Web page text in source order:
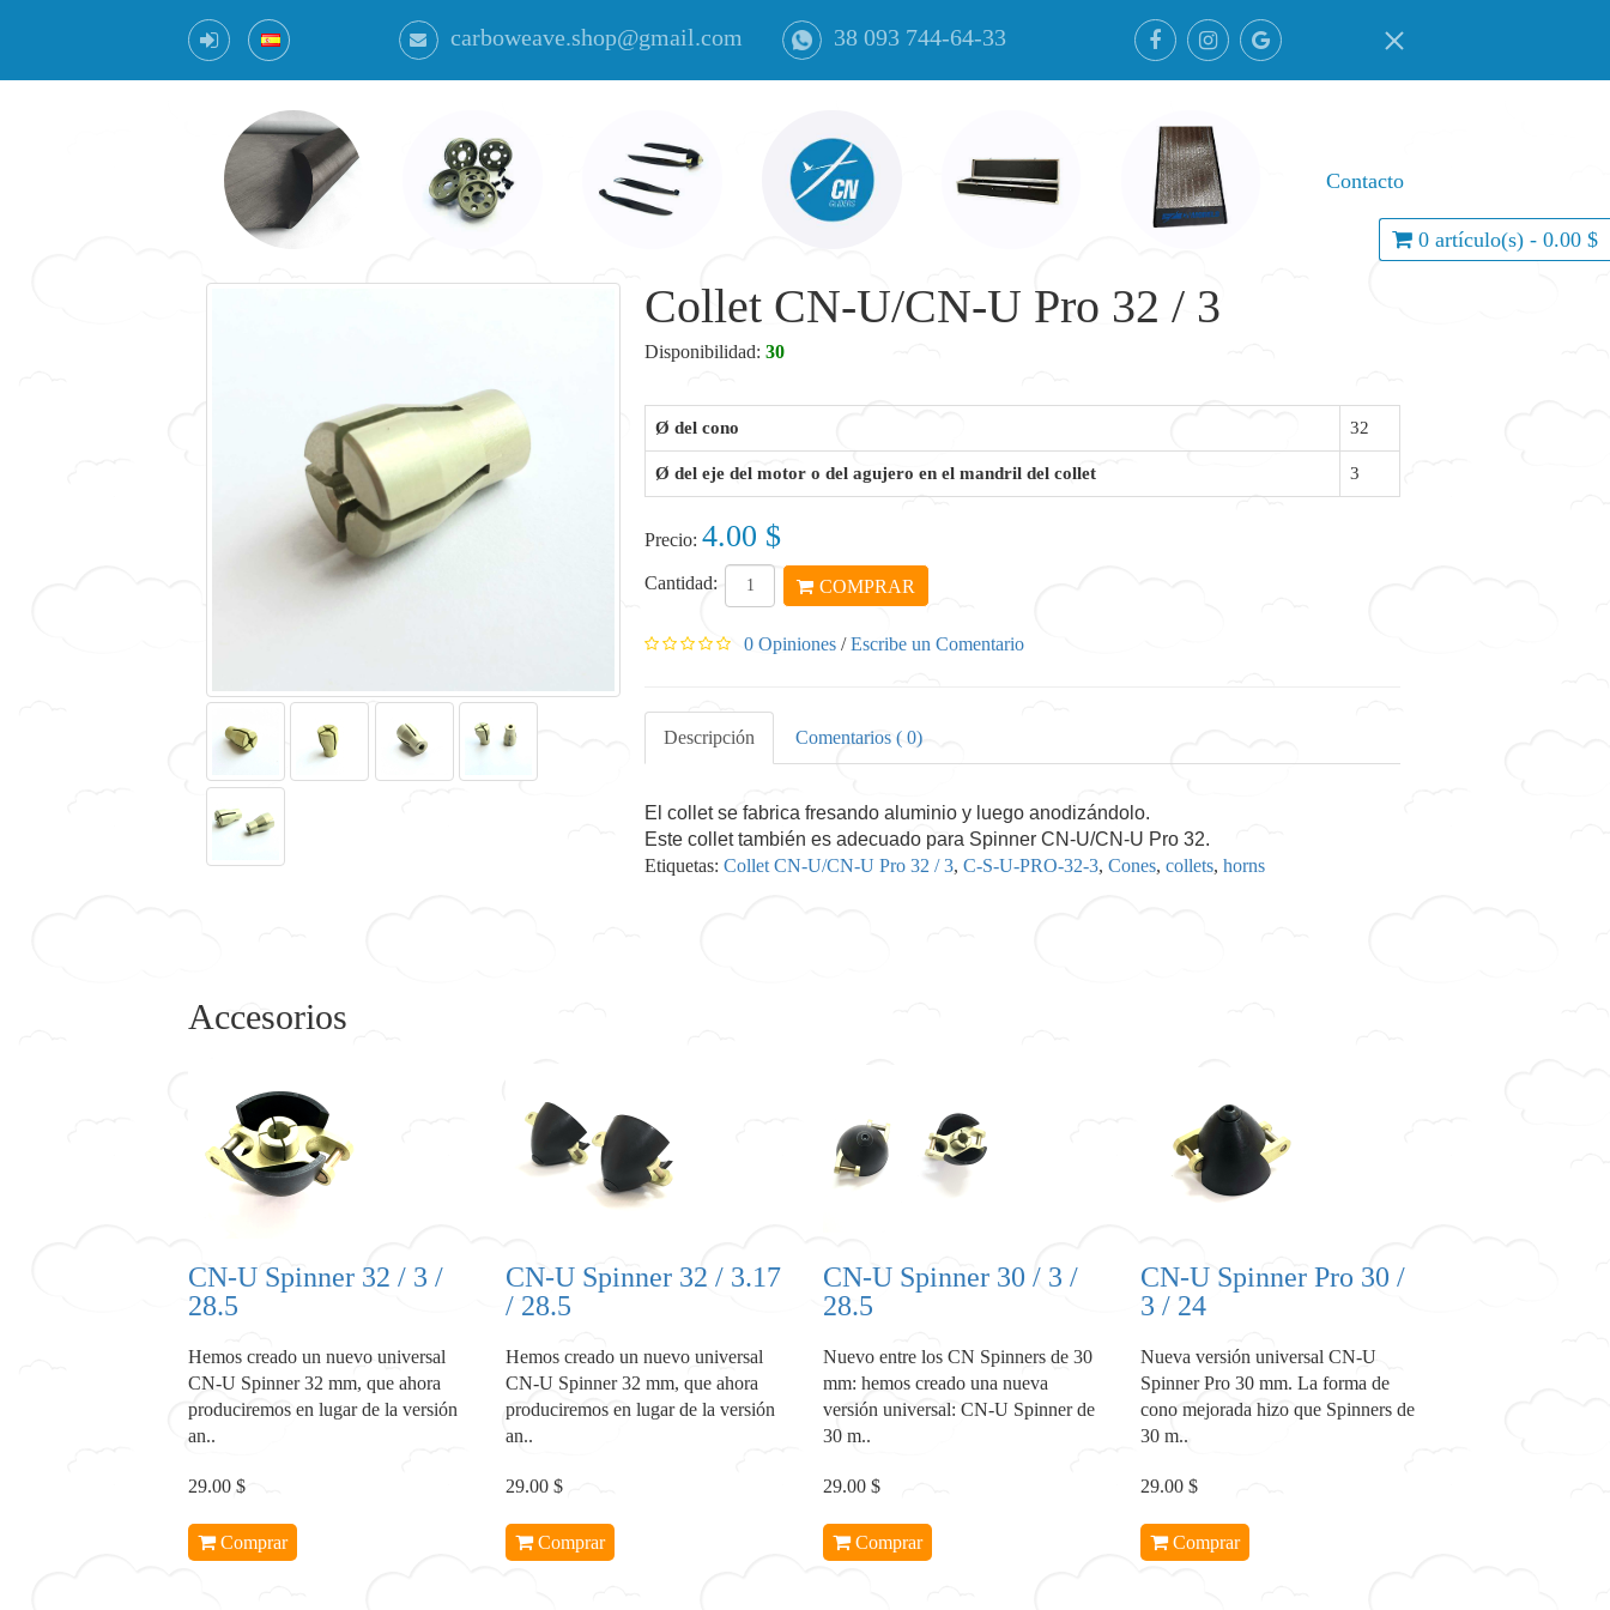
carboweave.shop@gmail.com 38 093 744-64-33
Contacto
0 artículo(s) - 0.00 $
Collet CN-U/CN-U Pro 32 / 3
Disponibilidad: 30
Ø del cono 32
Ø del eje del motor o del agujero en el mandril del collet 3
Precio: 4.00 $
Cantidad: COMPRAR
0 Opiniones /Escribe un Comentario
Descripción Comentarios ( 0)
El collet se fabrica fresando aluminio y luego anodizándolo.
Este collet también es adecuado para Spinner CN-U/CN-U Pro 32.
Etiquetas: Collet CN-U/CN-U Pro 32 / 3, C-S-U-PRO-32-3, Cones, collets, horns
Accesorios
CN-U Spinner 32 / 3 /
28.5
Hemos creado un nuevo universal
CN-U Spinner 32 mm, que ahora
produciremos en lugar de la versión
an..
29.00 $
Comprar
CN-U Spinner 32 / 3.17
/ 28.5
Hemos creado un nuevo universal
CN-U Spinner 32 mm, que ahora
produciremos en lugar de la versión
an..
29.00 $
Comprar
CN-U Spinner 30 / 3 /
28.5
Nuevo entre los CN Spinners de 30
mm: hemos creado una nueva
versión universal: CN-U Spinner de
30 m..
29.00 $
Comprar
CN-U Spinner Pro 30 /
3 / 24
Nueva versión universal CN-U
Spinner Pro 30 mm. La forma de
cono mejorada hizo que Spinners de
30 m..
29.00 $
Comprar